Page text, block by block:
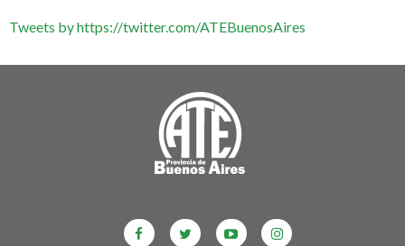
Tweets by https://twitter.com/ATEBuenosAires